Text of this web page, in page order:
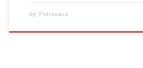
by Potrosacx